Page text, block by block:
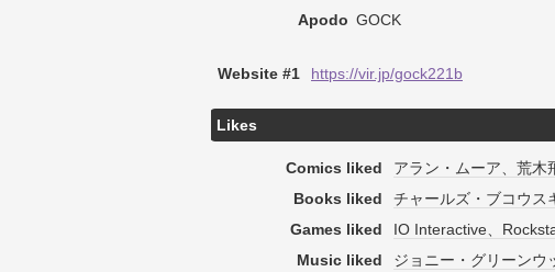
Apodo GOCK
Website #1 https://vir.jp/gock221b
Likes
Comics liked
アラン・ムーア、荒木
Books liked
チャールズ・ブコウス
Games liked
IO Interactive、
Music liked
ジョニー・グリーンウ